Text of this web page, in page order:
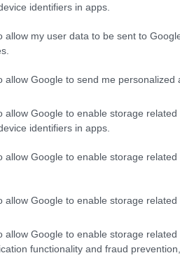
identifiers in apps.
allow my user data to be sent to
allow Google to send me personalized
allow Google to enable storage
identifiers in apps.
allow Google to enable storage
allow Google to enable storage related
allow Google to enable storage
functionality and fraud
finanza personale. Non si tratta
Iniziare a investire il prima
obbligazioni e fondi comuni
prima di scegliere dove
finanziario per ricevere